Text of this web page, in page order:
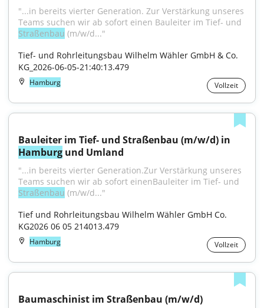
"...in bereits vierter Generation. Zur Verstärkung unseres
Straßenbau (m/w/d..."
Tief- und Rohrleitungsbau Wilhelm Wähler GmbH & Co.
KG_2026-06-05-21:40:13.479
Hamburg Vollzeit
Hamburg und Umland
"...in bereits vierter Generation.Zur Verstärkung unseres
Straßenbau (m/w/d..."
Tief und Rohrleitungsbau Wilhelm Wähler GmbH Co.
KG2026 06 05 214013.479
Hamburg Vollzeit
Baumaschinist im Straßenbau (m/w/d)